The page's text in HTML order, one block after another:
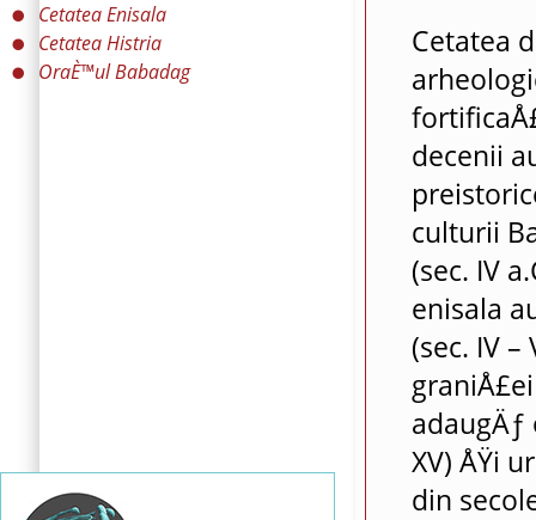
Cetatea
decenii
culturii
(sec. IV
enisala
(sec. IV
adaugÄƒ
XV) ÅŸi
din
Cetatea Enisala
Cetatea Histria
OraÈ™ul Babadag